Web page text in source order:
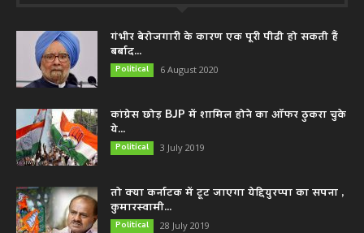
गंभीर बेरोजगारी के कारण एक पूरी पीढी हो सकती हैं
बर्बाद...
Political 6 August 2020
कांग्रेस छोड़ BJP में शामिल होने का ऑफर ठुकरा चुके
ये...
Political 3 July 2019
तो क्या कर्नाटक में टूट जाएगा येद्दियुरप्पा का सपना ,
कुमारस्वामी...
Political 28 July 2019